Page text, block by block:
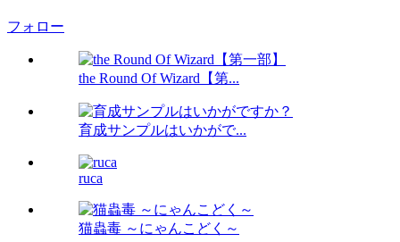
フォロー
the Round Of Wizard【第...
育成サンプルはいかがで...
ruca
猫蟲毒 ～にゃんこどく～